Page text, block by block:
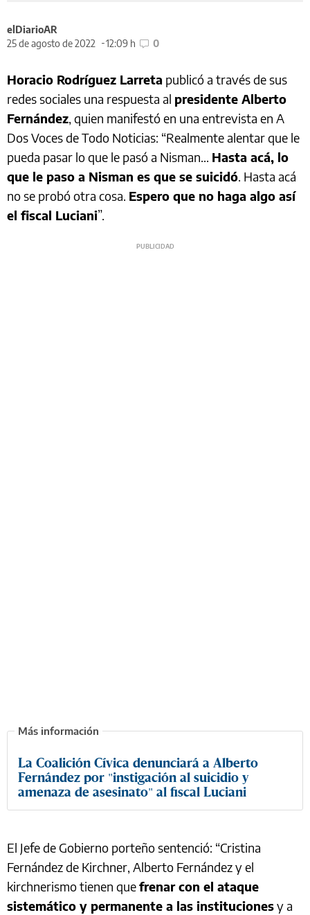
elDiarioAR
25 de agosto de 2022
12:09 h 0
Horacio Rodríguez Larreta publicó a través de sus
redes sociales una respuesta al presidente Alberto
Fernández, quien manifestó en una entrevista en A
Dos Voces de Todo Noticias: “Realmente alentar que le
pueda pasar lo que le pasó a Nisman... Hasta acá, lo
que le paso a Nisman es que se suicidó. Hasta acá
no se probó otra cosa. Espero que no haga algo así
el fiscal Luciani”.
La Coalición Cívica denunciará a Alberto
Fernández por "instigación al suicidio y
amenaza de asesinato" al fiscal Luciani
El Jefe de Gobierno porteño sentenció: “Cristina
Fernández de Kirchner, Alberto Fernández y el
kirchnerismo tienen quefrenar con el ataque
sistemático y permanente a las institucionesy a